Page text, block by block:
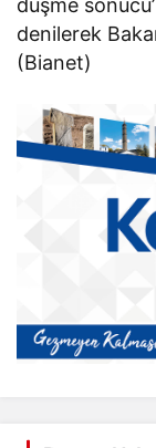
düşme
denilerek
(Bianet)